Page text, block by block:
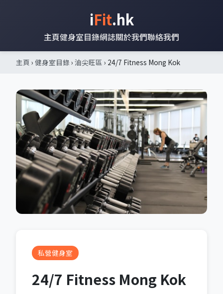
iFit.hk
主頁健身室目錄網誌關於我們聯絡我們
主頁 › 健身室目錄 › 油尖旺區 › 24/7 Fitness Mong Kok
私營健身室
24/7 Fitness Mong Kok